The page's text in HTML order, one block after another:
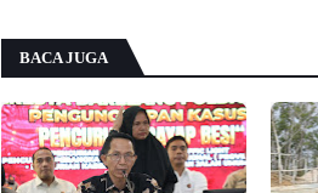
BACA JUGA